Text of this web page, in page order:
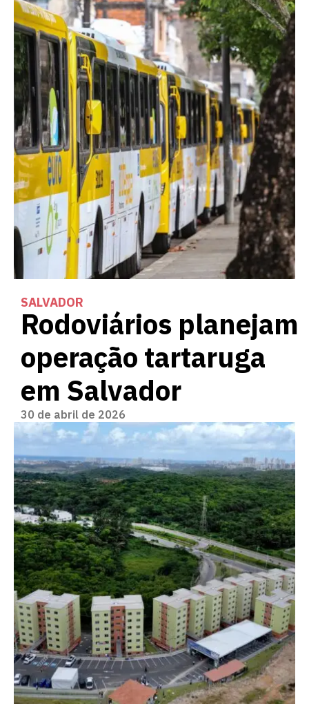
SALVADOR
Rodoviários planejam
operação tartaruga
em Salvador
30 de abril de 2026